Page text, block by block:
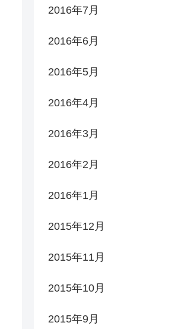
2016年7月
2016年6月
2016年5月
2016年4月
2016年3月
2016年2月
2016年1月
2015年12月
2015年11月
2015年10月
2015年9月